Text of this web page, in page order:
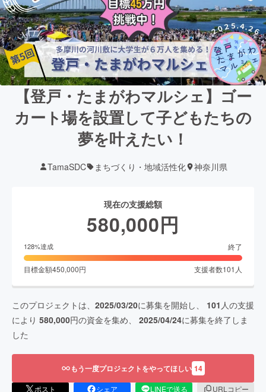
【登戸・たまがわマルシェ】ゴー
カート場を設置して子どもたちの
夢を叶えたい！
TamaSDC まちづくり・地域活性化 神奈川県
現在の支援総額
580,000円
128%達成 終了
目標金額450,000円 支援者数101 人
このプロジェクトは、 2025/03/20に募集を開始し、 101 人の支援
により 580,000円の資金を集め、 2025/04/24に募集を終了しま
した
もう一度プロジェクトをやってほしい 14
ポスト シェア LINEで送る
URLコピー